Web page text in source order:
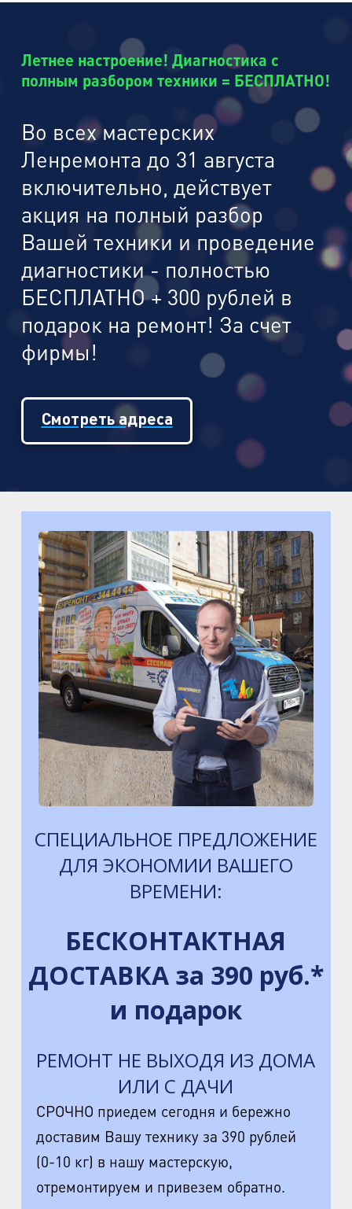
Летнее настроение! Диагностика с
полным разбором техники = БЕСПЛАТНО!
Во всех мастерских
Ленремонта до 31 августа
включительно, действует
акция на полный разбор
Вашей техники и проведение
диагностики - полностью
БЕСПЛАТНО + 300 рублей в
подарок на ремонт! За счет
фирмы!
Смотреть адреса
СПЕЦИАЛЬНОЕ ПРЕДЛОЖЕНИЕ
ДЛЯ ЭКОНОМИИ ВАШЕГО
ВРЕМЕНИ:
БЕСКОНТАКТНАЯ
ДОСТАВКА за 390 руб.*
и подарок
РЕМОНТ НЕ ВЫХОДЯ ИЗ ДОМА
ИЛИ С ДАЧИ
СРОЧНО приедем сегодня и бережно
доставим Вашу технику за 390 рублей
(0-10 кг) в нашу мастерскую,
отремонтируем и привезем обратно.